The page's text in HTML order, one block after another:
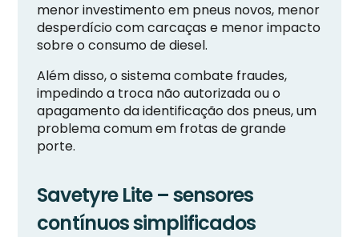
menor investimento em pneus novos, menor
desperdício com carcaças e menor impacto
sobre o consumo de diesel.
Além disso, o sistema combate fraudes,
impedindo a troca não autorizada ou o
apagamento da identificação dos pneus, um
problema comum em frotas de grande
porte.
Savetyre Lite – sensores
contínuos simplificados